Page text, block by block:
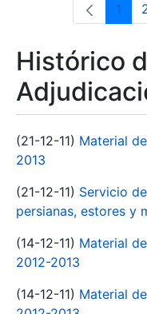
1
Histórico
(21-12-11) Material
2013
(21-12-11) Servicio
persianas, estores y
(14-12-11) Material
2012-2013
(14-12-11) Material